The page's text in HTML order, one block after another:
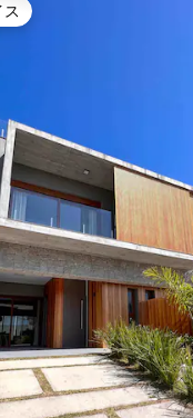
ョイスです。